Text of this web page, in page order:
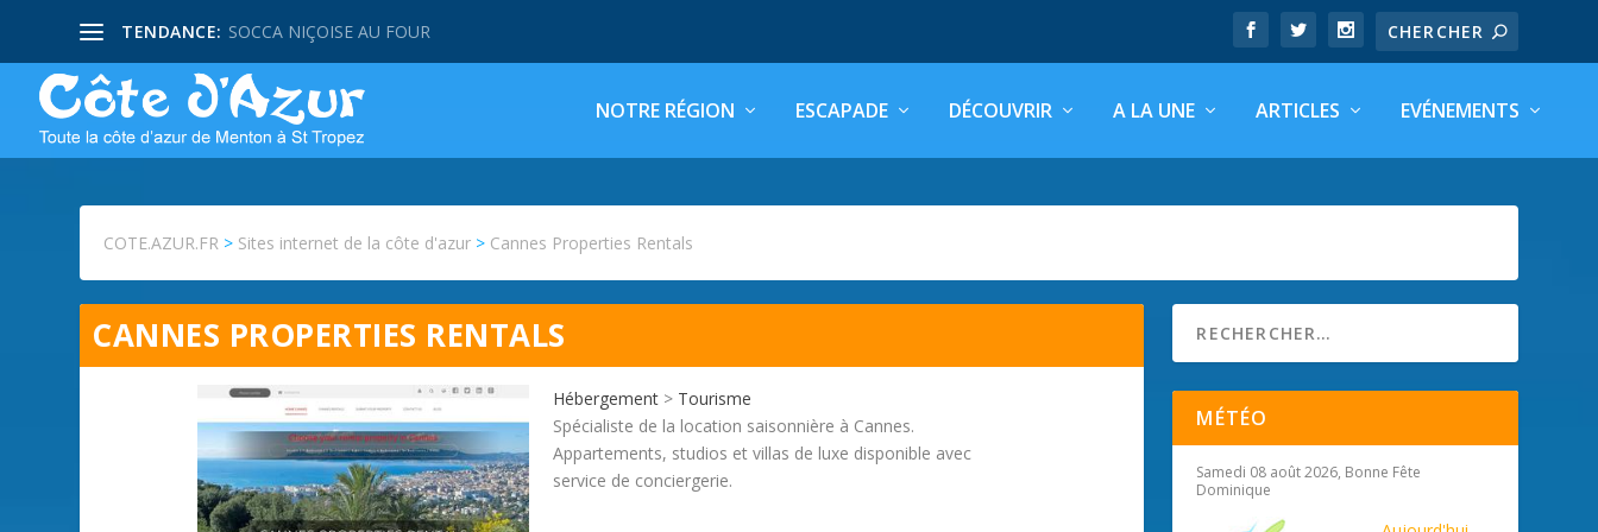
TENDANCE: SOCCA NIÇOISE AU FOUR
NOTRE RÉGION ESCAPADE DÉCOUVRIR A LA UNE ARTICLES EVÉNEMENTS
COTE.AZUR.FR > Sites internet de la côte d'azur > Cannes Properties Rentals
CANNES PROPERTIES RENTALS
Hébergement > Tourisme
Spécialiste de la location saisonnière à Cannes.
Appartements, studios et villas de luxe disponible avec
service de conciergerie.
MÉTÉO
Samedi 08 août 2026, Bonne Fête
Dominique